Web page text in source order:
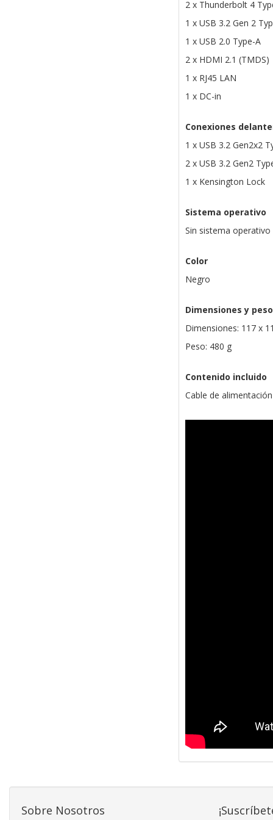
2 x Thunderbolt 4
1 x USB 3.2 Gen 2
1 x USB 2.0 Type-A
2 x HDMI 2.1 (TMDS)
1 x RJ45 LAN
1 x DC-in
Conexiones
1 x USB 3.2 Gen2x2
2 x USB 3.2 Gen2
1 x Kensington Lock
Sistema operativo
Sin sistema operativo
Color
Negro
Dimensiones y peso
Dimensiones: 117 x
Peso: 480 g
Contenido incluido
Cable de alimentación
Sobre Nosotros